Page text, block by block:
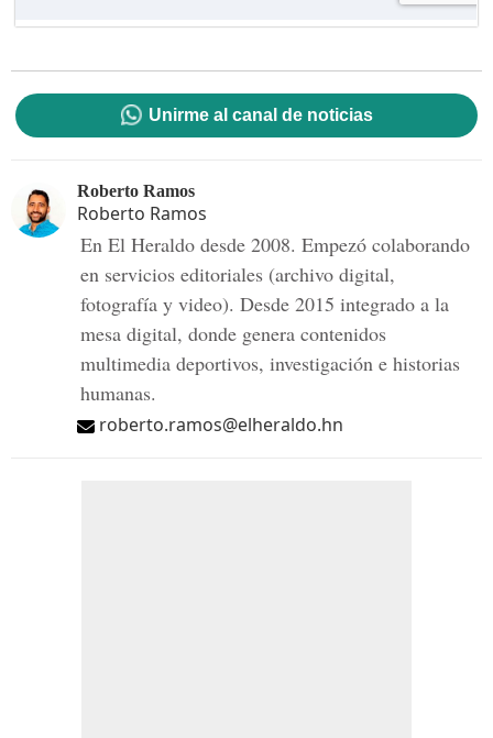
Unirme al canal de noticias
Roberto Ramos
Roberto Ramos
En El Heraldo desde 2008. Empezó colaborando
en servicios editoriales (archivo digital,
fotografía y video). Desde 2015 integrado a la
mesa digital, donde genera contenidos
multimedia deportivos, investigación e historias
humanas.
roberto.ramos@elheraldo.hn